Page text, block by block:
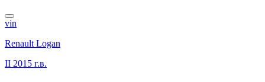
vin
Renault Logan
II 2015 г.в.